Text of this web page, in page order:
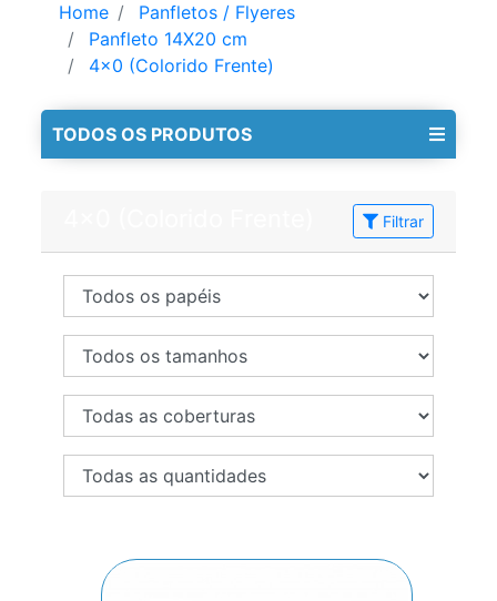
Home
Panfletos / Flyeres
Panfleto 14X20 cm
4x0 (Colorido Frente)
TODOS OS PRODUTOS
Filtrar